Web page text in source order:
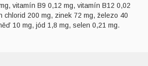
vitamín B9 0,12 mg, vitamín B12 0,02
chlorid 200 mg, zinek 72 mg, železo 40
10 mg, jód 1,8 mg, selen 0,21 mg.